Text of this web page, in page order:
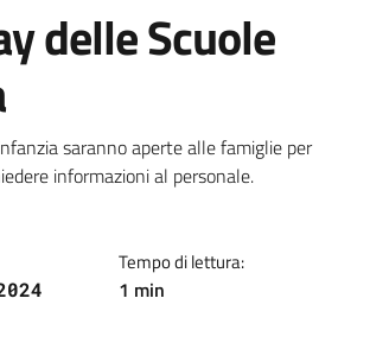
delle Scuole
notizia
saranno aperte alle famiglie per
informazioni al personale.
Tempo di lettura:
1 min